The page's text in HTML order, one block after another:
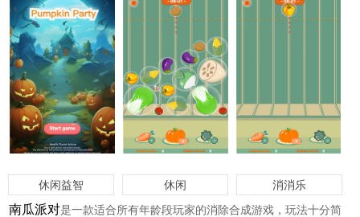
休闲益智 休闲 消消乐
南瓜派对是一款适合所有年龄段玩家的消除合成游戏，玩法十分简